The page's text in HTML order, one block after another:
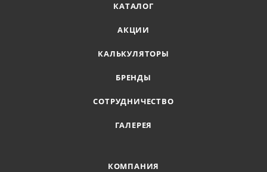
КАТАЛОГ
АКЦИИ
КАЛЬКУЛЯТОРЫ
БРЕНДЫ
СОТРУДНИЧЕСТВО
ГАЛЕРЕЯ
КОМПАНИЯ